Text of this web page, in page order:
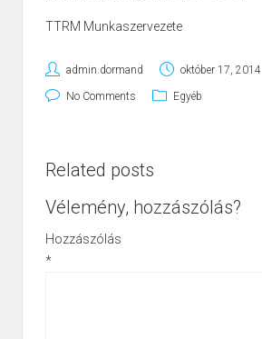
TTRM Munkaszervezete
admin.dormand október 17, 2014
No Comments Egyéb
Related posts
Vélemény, hozzászólás?
Hozzászólás
*